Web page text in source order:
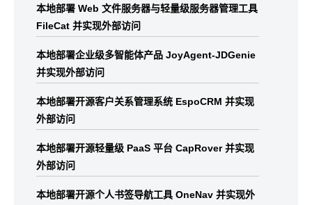
本地部署 Web 文件服务器与轻量级服务器管理工具
FileCat 并实现外部访问
本地部署企业级多智能体产品 JoyAgent-JDGenie
并实现外部访问
本地部署开源客户关系管理系统 EspoCRM 并实现
外部访问
本地部署开源轻量级 PaaS 平台 CapRover 并实现
外部访问
本地部署开源个人书签导航工具 OneNav 并实现外